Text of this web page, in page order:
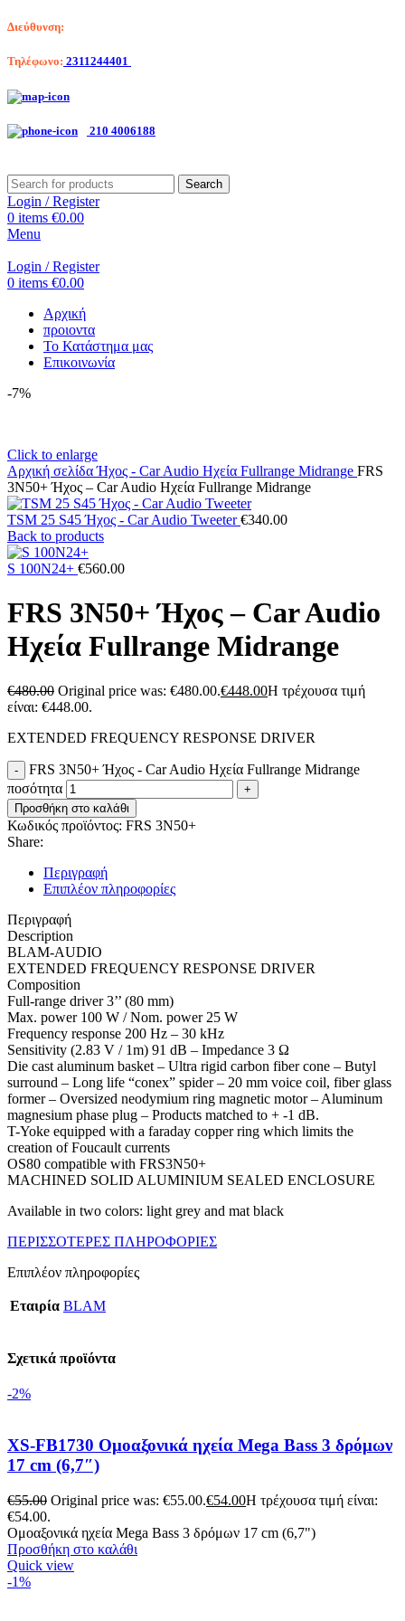
Διεύθυνση:
Τηλέφωνο: 2311244401
210 4006188
Search
Login / Register
0 items €0.00
Menu
Login / Register
0 items €0.00
Αρχική
προιοντα
Το Κατάστημα μας
Επικοινωνία
-7%
Click to enlarge
Αρχική σελίδαΉχος - Car Audio Ηχεία Fullrange Midrange FRS
3N50+ Ήχος – Car Audio Ηχεία Fullrange Midrange
TSM 25 S45 Ήχος - Car Audio Tweeter€340.00
Back to products
S 100N24+ €560.00
FRS 3N50+ Ήχος – Car Audio
Ηχεία Fullrange Midrange
€480.00 Original price was: €480.00.€448.00Η τρέχουσα τιμή
είναι: €448.00.
EXTENDED FREQUENCY RESPONSE DRIVER
FRS 3N50+ Ήχος - Car Audio Ηχεία Fullrange Midrange
ποσότητα
Προσθήκη στο καλάθι
Κωδικός προϊόντος: FRS 3N50+
Share:
Περιγραφή
Επιπλέον πληροφορίες
Περιγραφή
Description
BLAM-AUDIO
EXTENDED FREQUENCY RESPONSE DRIVER
Composition
Full-range driver 3’’ (80 mm)
Max. power 100 W / Nom. power 25 W
Frequency response 200 Hz – 30 kHz
Sensitivity (2.83 V / 1m) 91 dB – Impedance 3 Ω
Die cast aluminum basket – Ultra rigid carbon fiber cone – Butyl
surround – Long life “conex” spider – 20 mm voice coil, fiber glass
former – Oversized neodymium ring magnetic motor – Aluminum
magnesium phase plug – Products matched to + -1 dB.
T-Yoke equipped with a faraday copper ring which limits the
creation of Foucault currents
OS80 compatible with FRS3N50+
MACHINED SOLID ALUMINIUM SEALED ENCLOSURE
Available in two colors: light grey and mat black
ΠΕΡΙΣΣΟΤΕΡΕΣ ΠΛΗΡΟΦΟΡΙΕΣ
Επιπλέον πληροφορίες
Εταιρία BLAM
Σχετικά προϊόντα
-2%
XS-FB1730 Ομοαξονικά ηχεία Mega Bass 3 δρόμων
17 cm (6,7″)
€55.00 Original price was: €55.00.€54.00Η τρέχουσα τιμή είναι:
€54.00.
Ομοαξονικά ηχεία Mega Bass 3 δρόμων 17 cm (6,7")
Προσθήκη στο καλάθι
Quick view
-1%